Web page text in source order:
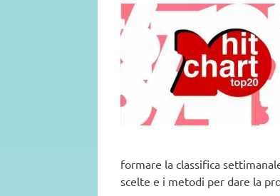
formare la classifica
scelte e i metodi per dare la